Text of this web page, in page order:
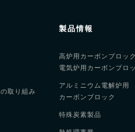
取り組み
製品情報
高炉用カーボンブロック
電気炉用カーボンブロ
アルミニウム電解炉用
カーボンブロック
特殊炭素製品